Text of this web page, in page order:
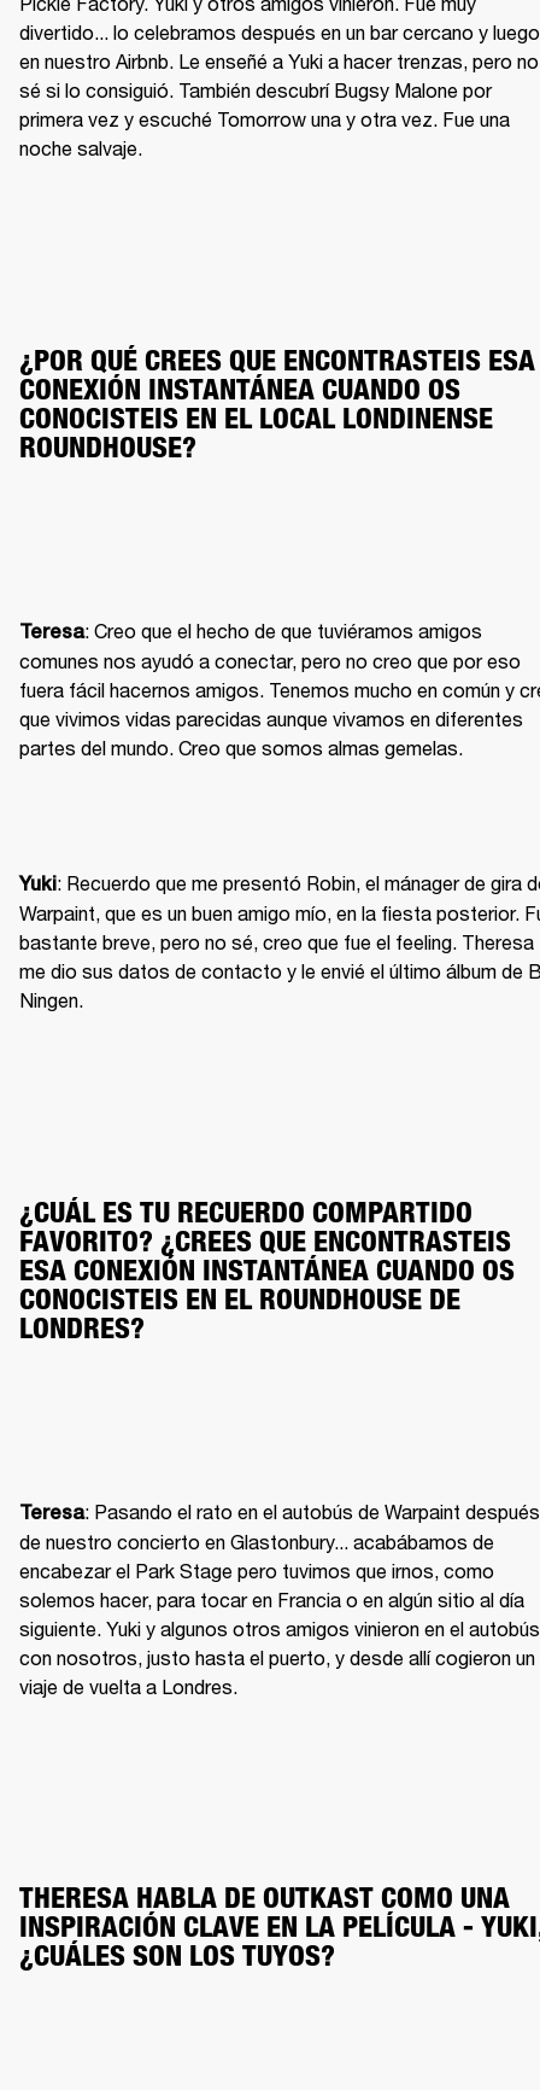
divertido... lo celebramos después en un bar cercano y luego
en nuestro Airbnb. Le enseñé a Yuki a hacer trenzas, pero no
sé si lo consiguió. También descubrí Bugsy Malone por
primera vez y escuché Tomorrow una y otra vez. Fue una
noche salvaje.
¿POR QUÉ CREES QUE ENCONTRASTEIS ESA
CONEXIÓN INSTANTÁNEA CUANDO OS
CONOCISTEIS EN EL LOCAL LONDINENSE
ROUNDHOUSE?
Teresa: Creo que el hecho de que tuviéramos amigos
comunes nos ayudó a conectar, pero no creo que por eso
fuera fácil hacernos amigos. Tenemos mucho en común y
que vivimos vidas parecidas aunque vivamos en diferentes
partes del mundo. Creo que somos almas gemelas.
Yuki: Recuerdo que me presentó Robin, el mánager de gira
Warpaint, que es un buen amigo mío, en la fiesta posterior.
bastante breve, pero no sé, creo que fue el feeling. Theresa
me dio sus datos de contacto y le envié el último álbum de
Ningen.
¿CUÁL ES TU RECUERDO COMPARTIDO
FAVORITO? ¿CREES QUE ENCONTRASTEIS
ESA CONEXIÓN INSTANTÁNEA CUANDO OS
CONOCISTEIS EN EL ROUNDHOUSE DE
LONDRES?
Teresa: Pasando el rato en el autobús de Warpaint después
de nuestro concierto en Glastonbury... acabábamos de
encabezar el Park Stage pero tuvimos que irnos, como
solemos hacer, para tocar en Francia o en algún sitio al día
siguiente. Yuki y algunos otros amigos vinieron en el autobús
con nosotros, justo hasta el puerto, y desde allí cogieron un
viaje de vuelta a Londres.
THERESA HABLA DE OUTKAST COMO UNA
INSPIRACIÓN CLAVE EN LA PELÍCULA -
¿CUÁLES SON LOS TUYOS?